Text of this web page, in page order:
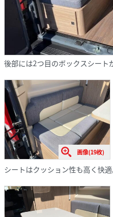
後部には2つ目のボックスシート
画像(19枚)
シートはクッション性も高く快適